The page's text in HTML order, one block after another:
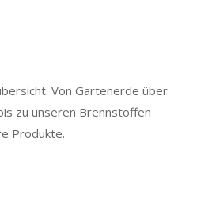
Von Gartenerde über
zu unseren Brennstoffen
Produkte.